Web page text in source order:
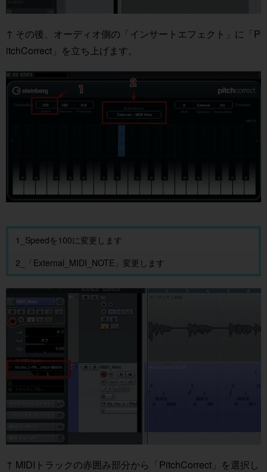
↑ その後、オーディオ側の「インサートエフェクト」に「P
itchCorrect」を立ち上げます。
1_Speedを100に変更します
2_「External_MIDI_NOTE」変更します
↑ MIDIトラックの赤囲み部分から「PitchCorrect」を選択し